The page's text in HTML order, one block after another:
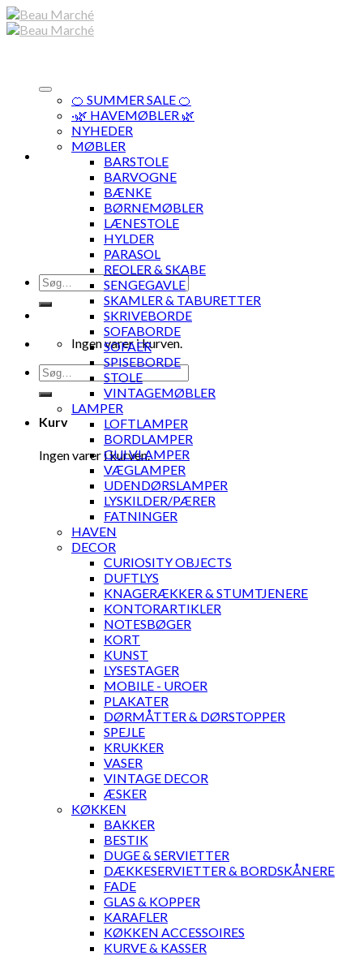
Skip
to
Søg
efter:
Ingen varer i kurven.
Søg
efter:
Kurv
Ingen varer i kurven.
🍊 SUMMER SALE 🍊
·🌿 HAVEMØBLER 🌿
NYHEDER
MØBLER
BARSTOLE
BARVOGNE
BÆNKE
BØRNEMØBLER
LÆNESTOLE
HYLDER
PARASOL
REOLER & SKABE
SENGEGAVLE
SKAMLER & TABURETTER
SKRIVEBORDE
SOFABORDE
SOFAER
SPISEBORDE
STOLE
VINTAGEMØBLER
LAMPER
LOFTLAMPER
BORDLAMPER
GULVLAMPER
VÆGLAMPER
UDENDØRSLAMPER
LYSKILDER/PÆRER
FATNINGER
HAVEN
DECOR
CURIOSITY OBJECTS
DUFTLYS
KNAGERÆKKER & STUMTJENERE
KONTORARTIKLER
NOTESBØGER
KORT
KUNST
LYSESTAGER
MOBILE - UROER
PLAKATER
DØRMÅTTER & DØRSTOPPER
SPEJLE
KRUKKER
VASER
VINTAGE DECOR
ÆSKER
KØKKEN
BAKKER
BESTIK
DUGE & SERVIETTER
DÆKKESERVIETTER & BORDSKÅNERE
FADE
GLAS & KOPPER
KARAFLER
KØKKEN ACCESSOIRES
KURVE & KASSER